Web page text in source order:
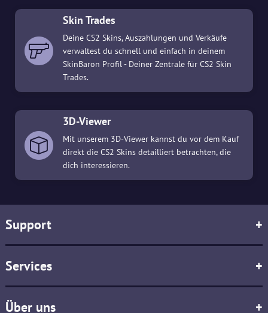
Skin Trades
Deine CS2 Skins, Auszahlungen und Verkäufe
verwaltest du schnell und einfach in deinem
SkinBaron Profil - Deiner Zentrale für CS2 Skin
Trades.
3D-Viewer
Mit unserem 3D-Viewer kannst du vor dem Kauf
direkt die CS2 Skins detailliert betrachten, die
dich interessieren.
Support +
Services +
Über uns +